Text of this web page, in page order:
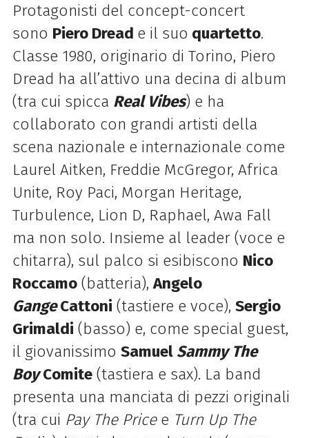
Protagonisti del concept-concert
sono Piero Dread e il suo quartetto.
Classe 1980, originario di Torino, Piero
Dread ha all’attivo una decina di album
(tra cui spicca Real Vibes) e ha
collaborato con grandi artisti della
scena nazionale e internazionale come
Laurel Aitken, Freddie McGregor, Africa
Unite, Roy Paci, Morgan Heritage,
Turbulence, Lion D, Raphael, Awa Fall
ma non solo. Insieme al leader (voce e
chitarra), sul palco si esibiscono Nico
Roccamo(batteria),Angelo
GangeCattoni (tastiere e voce), Sergio
Grimaldi (basso) e, come special guest,
il giovanissimo Samuel Sammy The
BoyComite(tastiera e sax). La band
presenta una manciata di pezzi originali
(tra cui Pay The Pricee Turn Up The